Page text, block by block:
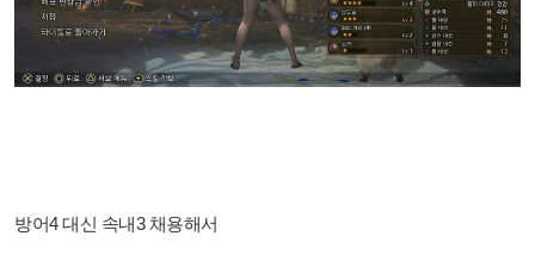
방어4 대신 속내3 채용해서